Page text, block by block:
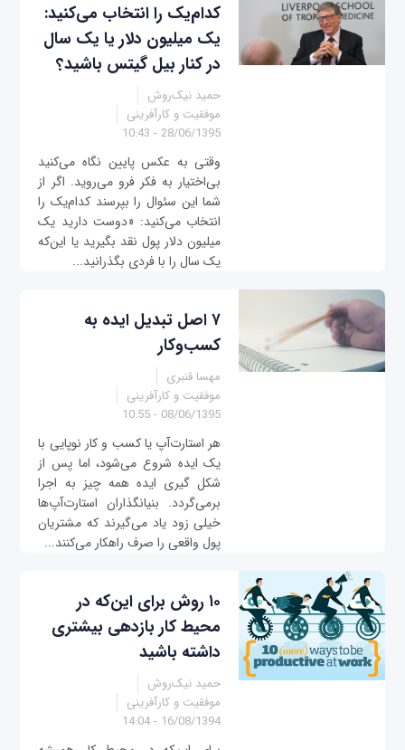
کدام‌یک را انتخاب می‌کنید:
یک میلیون دلار یا یک سال
در کنار بیل گیتس باشید؟
حمید نیک‌روش
موفقیت و کارآفرینی
28/06/1395 - 10:43
وقتی به عکس پایین نگاه می‌کنید
بی‌اختیار به فکر فرو می‌روید. اگر از
شما این سئوال را بپرسند کدام‌یک را
انتخاب می‌کنید: «دوست دارید یک
میلیون دلار پول نقد بگیرید یا این‌که
یک سال را با فردی بگذرانید...
۷ اصل تبدیل ایده به
کسب‌وکار
مهسا قنبری
موفقیت و کارآفرینی
08/06/1395 - 10:55
هر استارت‌آپ یا کسب و کار نوپایی با
یک ایده شروع می‌شود، اما پس از
شکل گیری ایده همه چیز به اجرا
برمی‌گردد. بنیانگذاران استارت‌آپ‌ها
خیلی زود یاد می‌گیرند که مشتریان
پول واقعی را صرف راهکار می‌کنند...
۱۰ روش برای این‌که در
محیط کار بازدهی بیشتری
داشته باشید
حمید نیک‌روش
موفقیت و کارآفرینی
16/08/1394 - 14:04